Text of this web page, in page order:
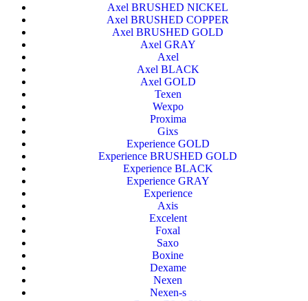
Axel BRUSHED NICKEL
Axel BRUSHED COPPER
Axel BRUSHED GOLD
Axel GRAY
Axel
Axel BLACK
Axel GOLD
Texen
Wexpo
Proxima
Gixs
Experience GOLD
Experience BRUSHED GOLD
Experience BLACK
Experience GRAY
Experience
Axis
Excelent
Foxal
Saxo
Boxine
Dexame
Nexen
Nexen-s